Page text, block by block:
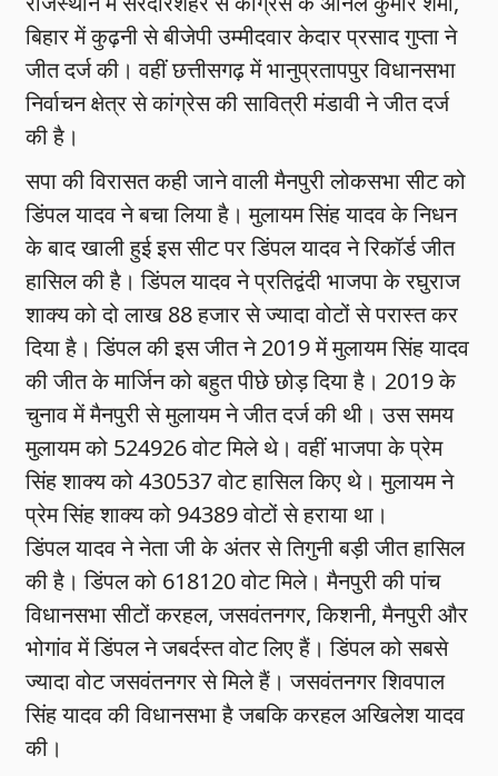
बिहार में कुढ़नी से बीजेपी उम्मीदवार केदार प्रसाद गुप्ता ने
जीत दर्ज की। वहीं छत्तीसगढ़ में भानुप्रतापपुर विधानसभा
निर्वाचन क्षेत्र से कांग्रेस की सावित्री मंडावी ने जीत दर्ज
की है।
सपा की विरासत कही जाने वाली मैनपुरी लोकसभा सीट को
डिंपल यादव ने बचा लिया है। मुलायम सिंह यादव के निधन
के बाद खाली हुई इस सीट पर डिंपल यादव ने रिकॉर्ड जीत
हासिल की है। डिंपल यादव ने प्रतिद्वंदी भाजपा के रघुराज
शाक्य को दो लाख 88 हजार से ज्यादा वोटों से परास्त कर
दिया है। डिंपल की इस जीत ने 2019 में मुलायम सिंह यादव
की जीत के मार्जिन को बहुत पीछे छोड़ दिया है। 2019 के
चुनाव में मैनपुरी से मुलायम ने जीत दर्ज की थी। उस समय
मुलायम को 524926 वोट मिले थे। वहीं भाजपा के प्रेम
सिंह शाक्य को 430537 वोट हासिल किए थे। मुलायम ने
प्रेम सिंह शाक्य को 94389 वोटों से हराया था।
डिंपल यादव ने नेता जी के अंतर से तिगुनी बड़ी जीत हासिल
की है। डिंपल को 618120 वोट मिले। मैनपुरी की पांच
विधानसभा सीटों करहल, जसवंतनगर, किशनी, मैनपुरी और
भोगांव में डिंपल ने जबर्दस्त वोट लिए हैं। डिंपल को सबसे
ज्यादा वोट जसवंतनगर से मिले हैं। जसवंतनगर शिवपाल
सिंह यादव की विधानसभा है जबकि करहल अखिलेश यादव
की।